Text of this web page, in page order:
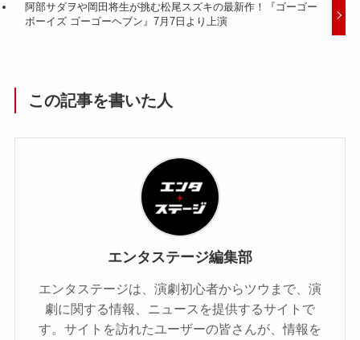
阿部サダヲや岡田将生が挑む松尾スズキの最新作！『ゴーゴー
ボーイズ ゴーゴーヘブン』7月7日より上演
この記事を書いた人
エンタステージ編集部
エンタステージは、演劇初心者からツウまで、演
劇に関する情報、ニュースを提供するサイトで
す。サイトを訪れたユーザーの皆さんが、情報を